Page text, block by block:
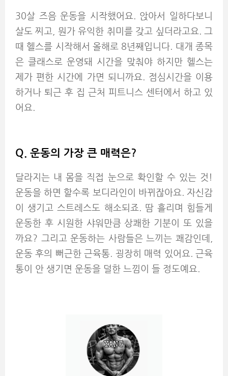
30살 즈음 운동을 시작했어요. 앉아서 일하다보니
살도 찌고, 뭔가 유익한 취미를 갖고 싶더라고요. 그
때 헬스를 시작해서 올해로 8년째입니다. 대개 종목
은 클래스로 운영돼 시간을 맞춰야 하지만 헬스는
제가 편한 시간에 가면 되니까요. 점심시간을 이용
하거나 퇴근 후 집 근처 피트니스 센터에서 하고 있
어요.
Q. 운동의 가장 큰 매력은?
달라지는 내 몸을 직접 눈으로 확인할 수 있는 것!
운동을 하면 할수록 보디라인이 바뀌잖아요. 자신감
이 생기고 스트레스도 해소되죠. 땀 흘리며 힘들게
운동한 후 시원한 샤워만큼 상쾌한 기분이 또 있을
까요? 그리고 운동하는 사람들은 느끼는 쾌감인데,
운동 후의 뻐근한 근육통. 굉장히 매력 있어요. 근육
통이 안 생기면 운동을 덜한 느낌이 들 정도예요.